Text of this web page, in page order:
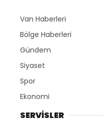
Van Haberleri
Bölge Haberleri
Gündem
Siyaset
Spor
Ekonomi
SERVİSLER